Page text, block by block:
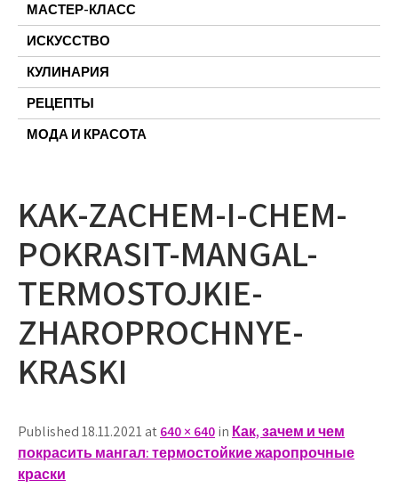
МАСТЕР-КЛАСС
ИСКУССТВО
КУЛИНАРИЯ
РЕЦЕПТЫ
МОДА И КРАСОТА
KAK-ZACHEM-I-CHEM-
POKRASIT-MANGAL-
TERMOSTOJKIE-
ZHAROPROCHNYE-
KRASKI
Published 18.11.2021 at640 × 640in Как, зачем и чем
покрасить мангал: термостойкие жаропрочные
краски